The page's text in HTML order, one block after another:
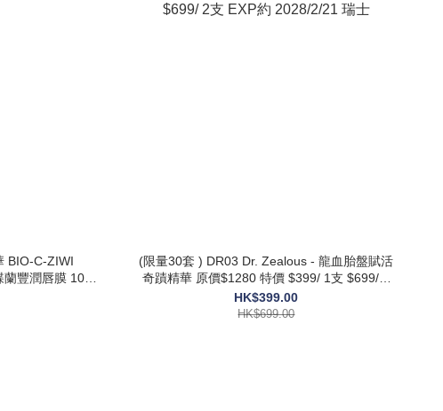
BIO-C-ZIWI
豐潤唇膜 10g
(限量30套 ) DR03 Dr. Zealous - 龍血胎盤賦活
奇蹟精華 原價$1280 特價 $399/ 1支 $699/ 2
HK$399.00
HK$699.00